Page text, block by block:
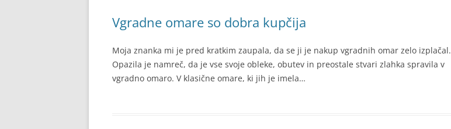
Vgradne omare so dobra kupčija
Moja znanka mi je pred kratkim zaupala, da se ji je nakup vgradnih omar zelo izplačal.
Opazila je namreč, da je vse svoje obleke, obutev in preostale stvari zlahka spravila v
vgradno omaro. V klasične omare, ki jih je imela…